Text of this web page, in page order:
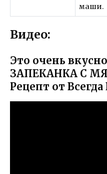
маши.
Видео:
Это очень
ЗАПЕКАНКА С
Рецепт от Всегда